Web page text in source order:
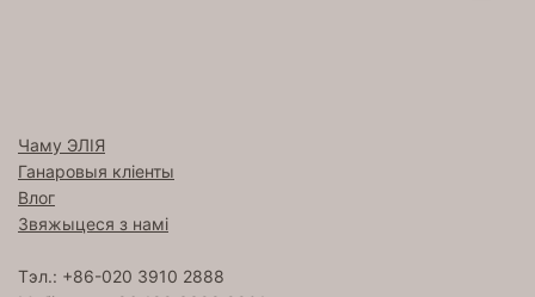
Чаму ЭЛІЯ
Ганаровыя кліенты
Влог
Звяжыцеся з намі
Тэл.: +86-020 3910 2888